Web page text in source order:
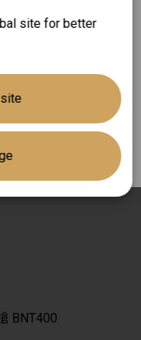
BNT400
體溫計於台灣
體溫計是無法
售後服務，歡
site for better